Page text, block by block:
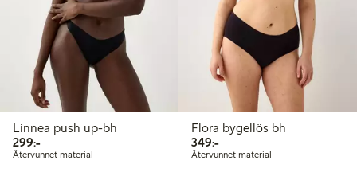
Linnea push up-bh
299:-299,00 kr
Återvunnet material
Flora bygellös bh
349:-349,00 kr
Återvunnet material